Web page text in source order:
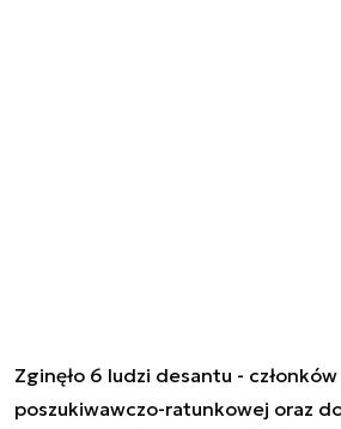
Zginęło 6 ludzi desantu -
poszukiwawczo-ratunkowej oraz